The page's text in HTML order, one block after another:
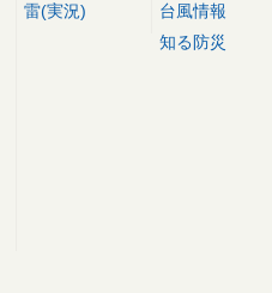
雷(実況)
台風情報
知る防災